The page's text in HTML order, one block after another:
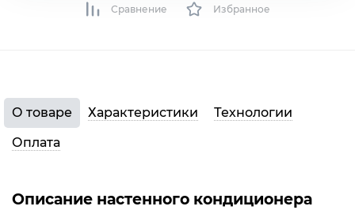
Сравнение Избранное
О товаре Характеристики
Технологии
Оплата
Описание настенного кондиционера